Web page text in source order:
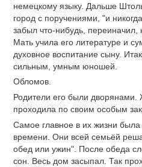
немецкому языку. Дальше
город с поручениями, "и
забыл что-нибудь, переиначил,
Мать учила его литературе и
духовное воспитание сыну.
сильным, умным юношей.
Обломов.
Родители его были
проходила по своим особым
Самое главное в их жизни
времени. Они всей семьёй
обед или ужин". После обеда
сон. Весь дом засыпал. Так